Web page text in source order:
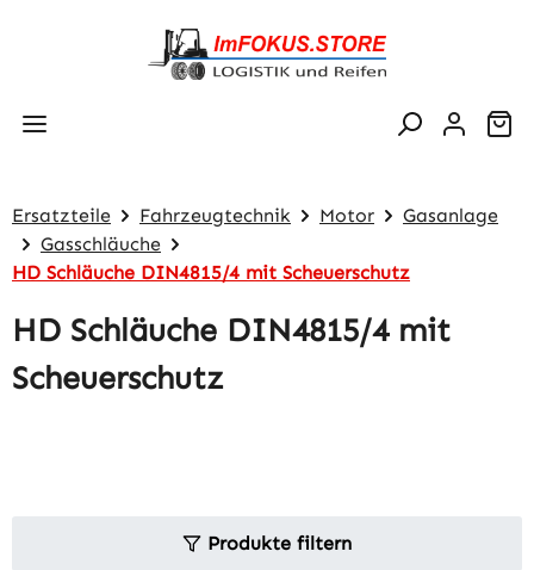
Zum Hauptinhalt springen
Ersatzteile Fahrzeugtechnik Motor
Gasanlage
Gasschläuche
HD Schläuche DIN4815/4 mit Scheuerschutz
HD Schläuche DIN4815/4 mit
Scheuerschutz
Produkte filtern